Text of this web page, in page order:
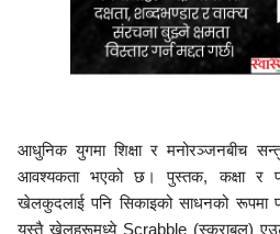
आधुनिक युगमा शिक्षा र मनोरञ्जनबीच
आवश्यकता भएको छ। पुस्तक, कक्षा र
खेलकुदलाई पनि सिकाइको साधनको रूपमा
यस्तै खेलहरूमध्ये Scrabble (स्क्राबल)